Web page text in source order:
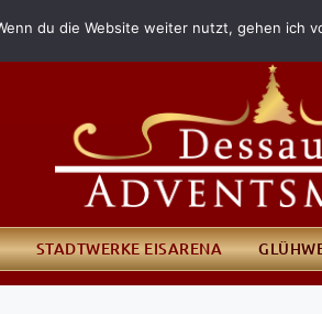
STADTWERKE EISARENA
du die Website weiter nutzt, gehen ich